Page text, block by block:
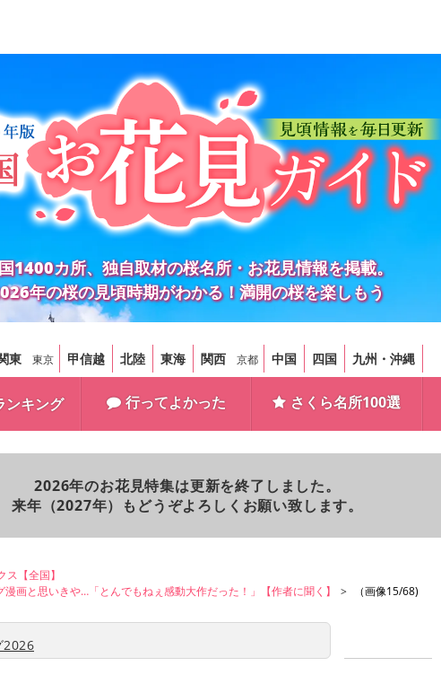
1400カ所、独自取材の桜名所・お花見情報を掲載。
年の桜の見頃時期がわかる！満開の桜を楽しもう
東 東京 甲信越 北陸 東海 関西 京都 中国 四国 九州・沖縄
ンキング 行ってよかった さくら名所100選
2026年のお花見特集は更新を終了しました。
来年（2027年）もどうぞよろしくお願い致します。
ス【全国】
画と思いきや…「とんでもねぇ感動大作だった！」【作者に聞く】
（画像15/68)
2026